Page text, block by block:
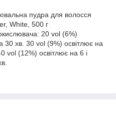
пудра для волосся
White, 500 г
20 vol (6%)
30 хв. 30 vol (9%) освітлює на
vol (12%) освітлює на 6 і